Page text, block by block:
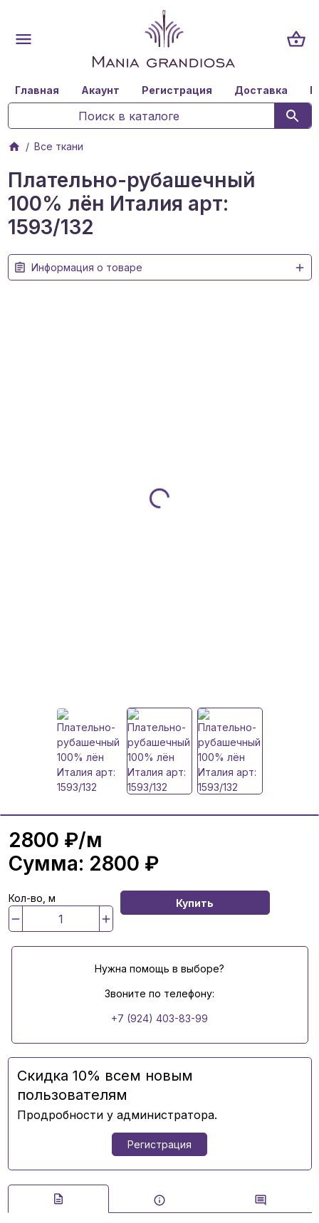
Главная Акаунт Регистрация Доставка
Все ткани
Плательно-рубашечный
100% лён Италия арт:
1593/132
Информация о товаре
2800 ₽/м
Сумма: 2800 ₽
Кол-во, м Купить
Нужна помощь в выборе?
Звоните по телефону:
+7 (924) 403-83-99
Скидка 10% всем новым
пользователям
Продробности у администратора.
Регистрация